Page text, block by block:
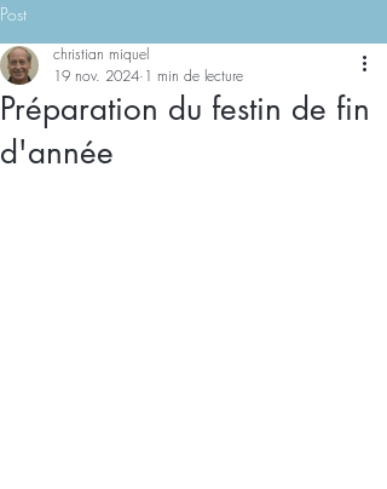
Post
Préparation du festin de fin
d'année
christian miquel
19 nov. 2024 1 min de lecture